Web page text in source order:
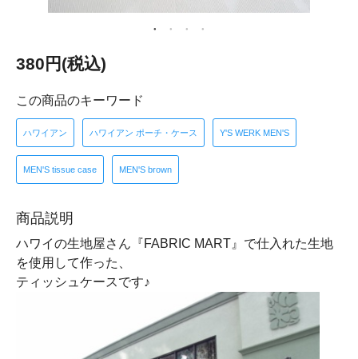
380円(税込)
この商品のキーワード
ハワイアン ハワイアン ポーチ・ケース Y'S WERK MEN'S
MEN'S tissue case MEN'S brown
商品説明
ハワイの生地屋さん『FABRIC MART』で仕入れた生地
を使用して作った、
ティッシュケースです♪